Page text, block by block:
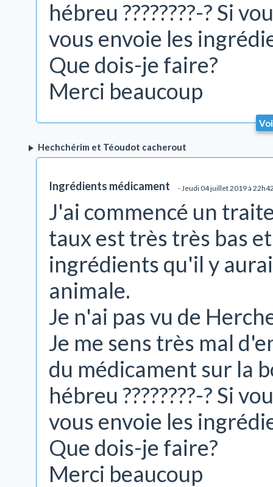
hébreu ????????-? Si
vous envoie les
Que dois-je faire?
Merci beaucoup
Hechchérim et Téoudot cacherout
Ingrédients médicament - Jeudi 04 juillet 2019 à
J'ai commencé un
taux est très très bas
ingrédients qu'il y
animale.
Je n'ai pas vu de
Je me sens très mal
du médicament sur la
hébreu ????????-? Si
vous envoie les
Que dois-je faire?
Merci beaucoup